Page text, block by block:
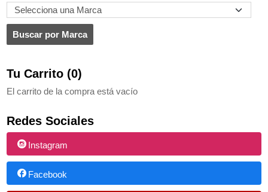
Tu Carrito (0)
El carrito de la compra está vacío
Redes Sociales
Instagram
Facebook